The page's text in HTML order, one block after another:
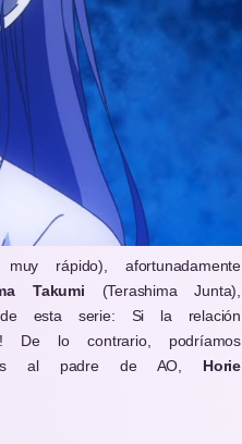
rápido), afortunadamente
Takumi (Terashima Junta),
esta serie: Si la relación
lo contrario, podríamos
al padre de AO, Horie